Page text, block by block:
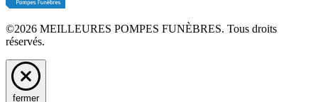
©2026 MEILLEURES POMPES FUNÈBRES. Tous droits
réservés.
fermer